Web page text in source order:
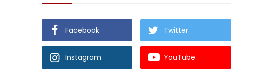
Facebook Twitter
Instagram YouTube